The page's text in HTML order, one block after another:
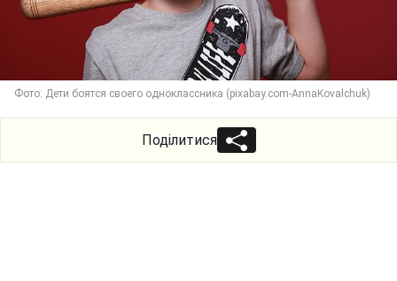
Фото: Дети боятся своего одноклассника (pixabay.com-AnnaKovalchuk)
Поділитися